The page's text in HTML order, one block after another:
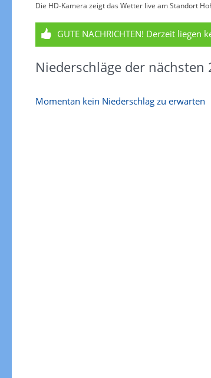
Die HD-Kamera zeigt das Wetter live am Standort
GUTE NACHRICHTEN! Derzeit liegen
Niederschläge der nächsten
Momentan kein Niederschlag zu erwarten